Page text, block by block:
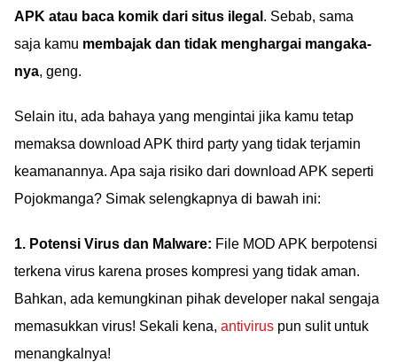
APK atau baca komik dari situs ilegal . Sebab, sama
saja kamu membajak dan tidak menghargai mangaka-
nya, geng.
Selain itu, ada bahaya yang mengintai jika kamu tetap
memaksa download APK third party yang tidak terjamin
keamanannya. Apa saja risiko dari download APK seperti
Pojokmanga? Simak selengkapnya di bawah ini:
1. Potensi Virus dan Malware: File MOD APK berpotensi
terkena virus karena proses kompresi yang tidak aman.
Bahkan, ada kemungkinan pihak developer nakal sengaja
memasukkan virus! Sekali kena, antivirus pun sulit untuk
menangkalnya!